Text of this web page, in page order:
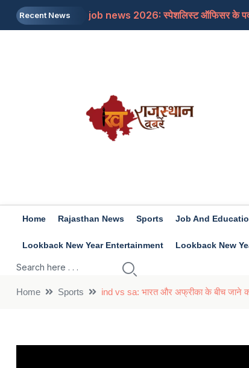
Recent News
job news 2026: स्पेशलिस्ट ऑफिसर के
Rashifal 8 aug 2026: इन राशियों के
Home Rajasthan News Sports Job And
Lookback New Year Entertainment Lookback New
Home Sports ind vs sa: भारत और अफ्रीका के बीच जाने